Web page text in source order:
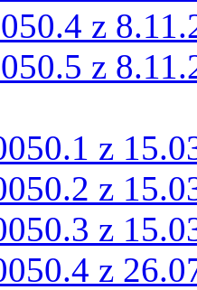
z
z
z
z
z
z